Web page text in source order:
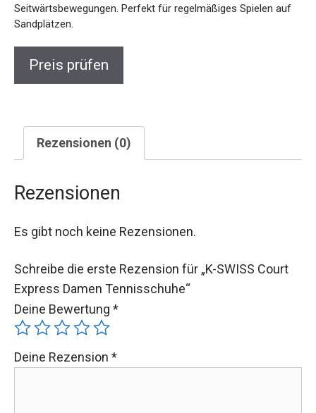
Seitwärtsbewegungen. Perfekt für regelmäßiges Spielen auf
Sandplätzen.
Preis prüfen
Rezensionen (0)
Rezensionen
Es gibt noch keine Rezensionen.
Schreibe die erste Rezension für „K-SWISS Court
Express Damen Tennisschuhe“
Deine Bewertung *
Deine Rezension *